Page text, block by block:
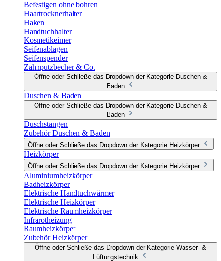
Befestigen ohne bohren
Haartrocknerhalter
Haken
Handtuchhalter
Kosmetikeimer
Seifenablagen
Seifenspender
Zahnputzbecher & Co.
Öffne oder Schließe das Dropdown der Kategorie Duschen &
Baden
Duschen & Baden
Öffne oder Schließe das Dropdown der Kategorie Duschen &
Baden
Duschstangen
Zubehör Duschen & Baden
Öffne oder Schließe das Dropdown der Kategorie Heizkörper
Heizkörper
Öffne oder Schließe das Dropdown der Kategorie Heizkörper
Aluminiumheizkörper
Badheizkörper
Elektrische Handtuchwärmer
Elektrische Heizkörper
Elektrische Raumheizkörper
Infrarotheizung
Raumheizkörper
Zubehör Heizkörper
Öffne oder Schließe das Dropdown der Kategorie Wasser- &
Lüftungstechnik